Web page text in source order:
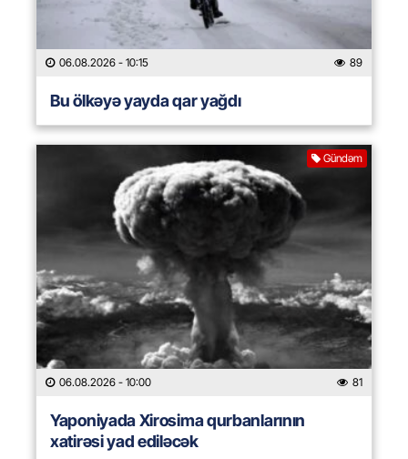
06.08.2026 - 10:15 89
Bu ölkəyə yayda qar yağdı
Gündəm
06.08.2026 - 10:00 81
Yaponiyada Xirosima qurbanlarının
xatirəsi yad ediləcək